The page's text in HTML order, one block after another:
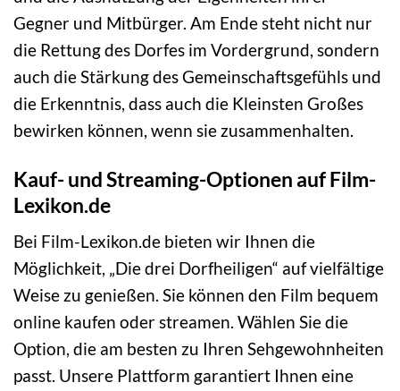
Gegner und Mitbürger. Am Ende steht nicht nur
die Rettung des Dorfes im Vordergrund, sondern
auch die Stärkung des Gemeinschaftsgefühls und
die Erkenntnis, dass auch die Kleinsten Großes
bewirken können, wenn sie zusammenhalten.
Kauf- und Streaming-Optionen auf Film-
Lexikon.de
Bei Film-Lexikon.de bieten wir Ihnen die
Möglichkeit, „Die drei Dorfheiligen“ auf vielfältige
Weise zu genießen. Sie können den Film bequem
online kaufen oder streamen. Wählen Sie die
Option, die am besten zu Ihren Sehgewohnheiten
passt. Unsere Plattform garantiert Ihnen eine